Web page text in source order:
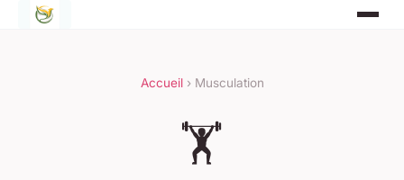
Accueil› Musculation
🏋️